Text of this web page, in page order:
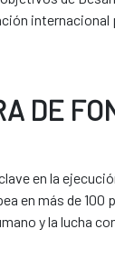
internacional
DE
en la
en más de
y la lucha